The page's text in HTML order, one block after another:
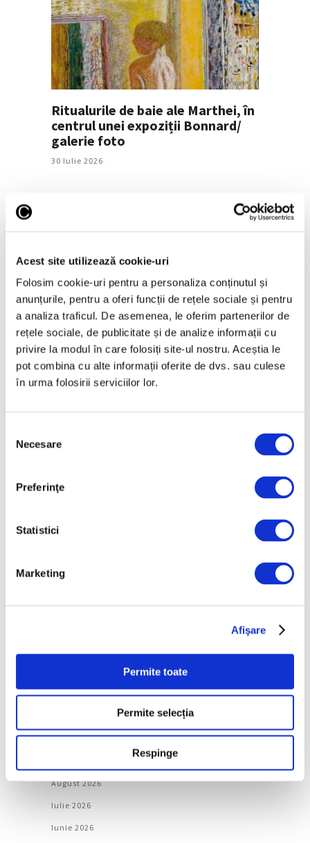
Acest site utilizează cookie-uri
Folosim cookie-uri pentru a personaliza conținutul și
anunțurile, pentru a oferi funcții de rețele sociale și pentru
a analiza traficul. De asemenea, le oferim partenerilor de
rețele sociale, de publicitate și de analize informații cu
privire la modul în care folosiți site-ul nostru. Aceștia le
pot combina cu alte informații oferite de dvs. sau culese
în urma folosirii serviciilor lor.
consimțământului
Necesare
Preferinţe
Statistici
Marketing
Afişare
Permite toate
Permite selecția
Respinge
Ritualurile de baie ale Marthei, în
centrul unei expoziții Bonnard/
galerie foto
30 Iulie 2026
completă în America de
Nord a operei
cineastului român
Andrei Ujică
5 August 2026
Nou spațiu dedicat artei
contemporane,
Urmăreşte-ne pe
August 2026
Iulie 2026
Iunie 2026